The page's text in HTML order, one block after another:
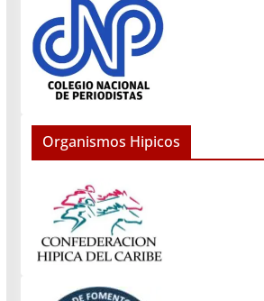
Organismos Hipicos